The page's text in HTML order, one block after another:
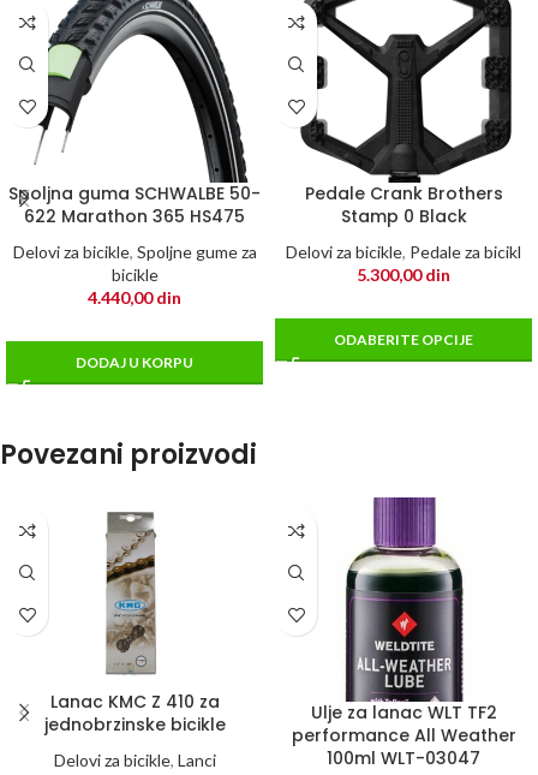
Spoljna guma SCHWALBE 50-
622 Marathon 365 HS475
Delovi za bicikle, Spoljne gume za
bicikle
4.440,00din
DODAJ U KORPU
Pedale Crank Brothers
Stamp 0 Black
Delovi za bicikle, Pedale za bicikl
5.300,00din
ODABERITE OPCIJE
Povezani proizvodi
Lanac KMC Z 410 za
jednobrzinske bicikle
Delovi za bicikle, Lanci
Ulje za lanac WLT TF2
performance All Weather
100ml WLT-03047